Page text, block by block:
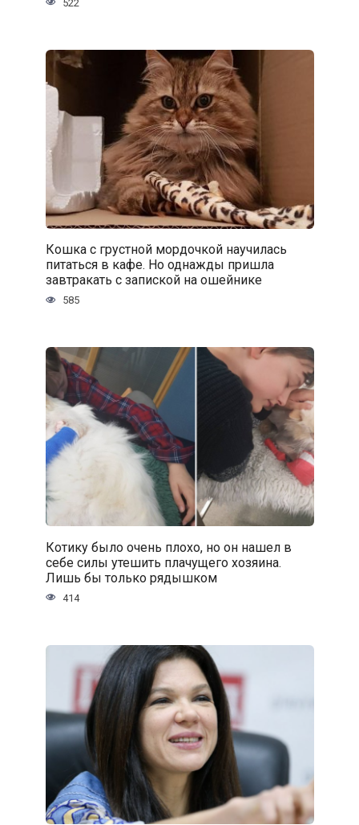
522
Кошка с грустной мордочкой научилась
питаться в кафе. Но однажды пришла
завтракать с запиской на ошейнике
585
Котику было очень плохо, но он нашел в
себе силы утешить плачущего хозяина.
Лишь бы только рядышком
414